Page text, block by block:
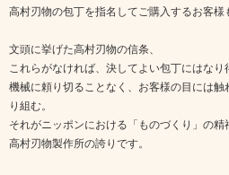
高村刃物の包丁を指名してご購入するお客様
文頭に挙げた高村刃物の信条、
これらがなければ、決してよい包丁にはなり
機械に頼り切ることなく、お客様の目には
り組む。
それがニッポンにおける「ものづくり」の精
高村刃物製作所の誇りです。